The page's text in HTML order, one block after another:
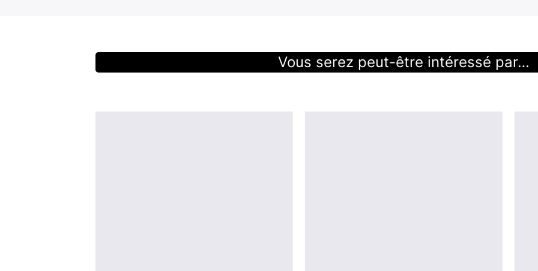
Vous serez peut-être intéressé par…